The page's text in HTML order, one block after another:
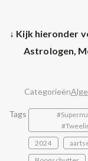
↓ Kijk hieronder
Astrologen,
Categorieën
Tags
2024